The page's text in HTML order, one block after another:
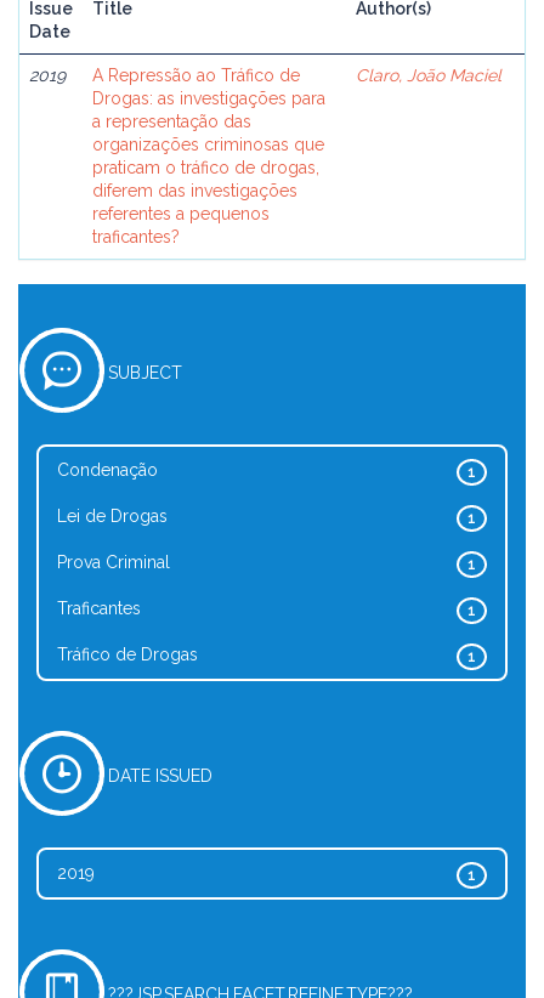
Issue
Date
Title Author(s)
2019
A Repressão ao Tráfico de
Drogas: as investigações para
a representação das
organizações criminosas que
praticam o tráfico de drogas,
diferem das investigações
referentes a pequenos
traficantes?
Claro, João Maciel
SUBJECT
1
Condenação
1
Lei de Drogas
1
Prova Criminal
1
Traficantes
1
Tráfico de Drogas
DATE ISSUED
1
2019